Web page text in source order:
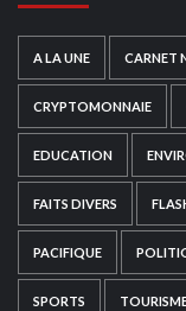
A LA UNE CARNET
CRYPTOMONNAIE
EDUCATION
FAITS DIVERS
PACIFIQUE
SPORTS